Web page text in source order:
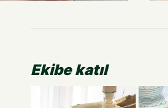
Ekibe katıl